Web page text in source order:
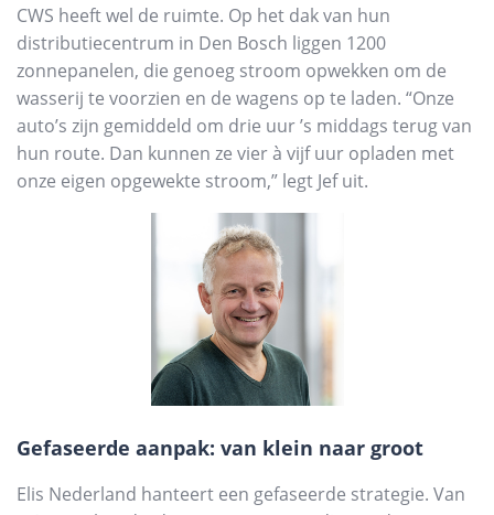
CWS heeft wel de ruimte. Op het dak van hun
distributiecentrum in Den Bosch liggen 1200
zonnepanelen, die genoeg stroom opwekken om de
wasserij te voorzien en de wagens op te laden. “Onze
auto’s zijn gemiddeld om drie uur ’s middags terug van
hun route. Dan kunnen ze vier à vijf uur opladen met
onze eigen opgewekte stroom,” legt Jef uit.
Gefaseerde aanpak: van klein naar groot
Elis Nederland hanteert een gefaseerde strategie. Van